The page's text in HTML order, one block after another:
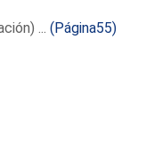
... (Página55)